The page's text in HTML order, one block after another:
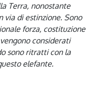
Terra, nonostante
via di estinzione. Sono
forza, costituzione
considerati
sono ritratti con la
elefante.